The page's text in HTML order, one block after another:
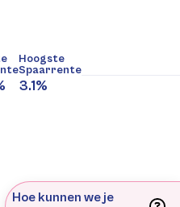
Hoogste
Spaarrente
3.1%
Hoe kunnen we je